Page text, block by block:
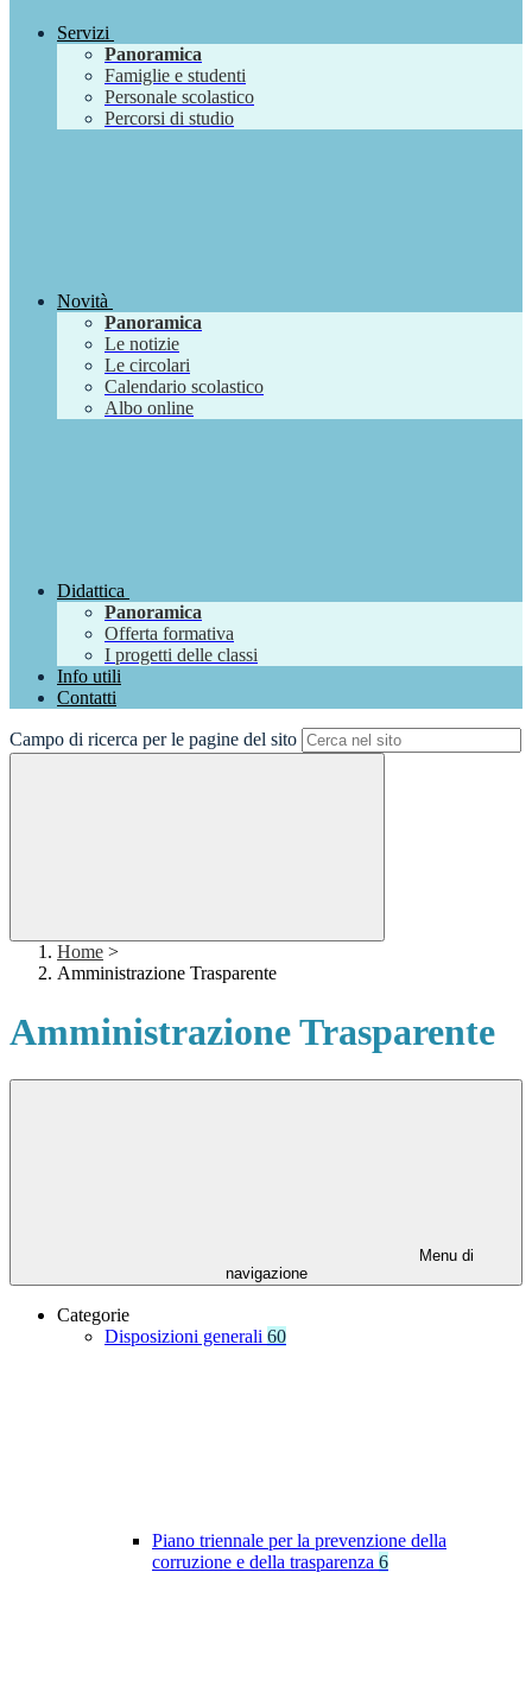
Servizi
Panoramica
Famiglie e studenti
Personale scolastico
Percorsi di studio
Novità
Panoramica
Le notizie
Le circolari
Calendario scolastico
Albo online
Didattica
Panoramica
Offerta formativa
I progetti delle classi
Info utili
Contatti
Campo di ricerca per le pagine del sito
Home >
Amministrazione Trasparente
Amministrazione Trasparente
Menu di
navigazione
Categorie
Disposizioni generali 60
Piano triennale per la prevenzione della
corruzione e della trasparenza 6